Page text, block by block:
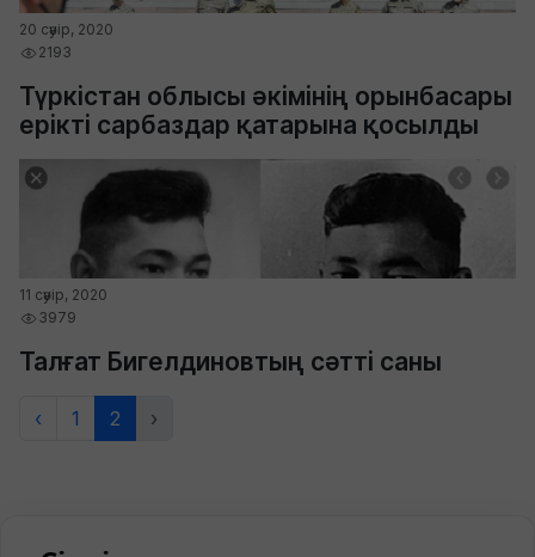
20 сәуір, 2020
2193
Түркістан облысы әкімінің орынбасары
ерікті сарбаздар қатарына қосылды
11 сәуір, 2020
3979
Талғат Бигелдиновтың сәтті саны
‹ 1 2 ›